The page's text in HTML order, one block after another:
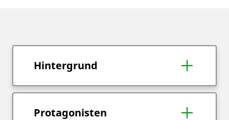
Hintergrund
Protagonisten